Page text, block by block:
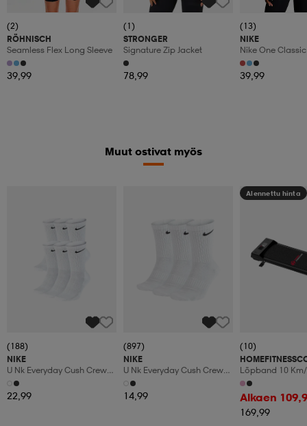
(2)
RÖHNISCH
Seamless Flex Long Sleeve
39,99
(1)
STRONGER
Signature Zip Jacket
78,99
(13)
NIKE
Nike One
Dri-Fit Lo
39,99
Muut ostivat myös
(188)
NIKE
U Nk Everyday Cush Crew
6pr-Bd
22,99
(897)
NIKE
U Nk Everyday Cush Crew
3pr
14,99
Alennettu hinta
(10)
Löpband 10
Manuaalinen
Led-Display
Alkaen
169,99